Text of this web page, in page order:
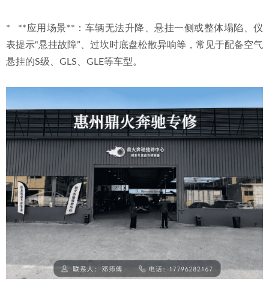
*   **应用场景**：车辆无法升降、悬挂一侧或整体塌陷、仪
表提示“悬挂故障”、过坎时底盘松散异响等，常见于配备空气
悬挂的S级、GLS、GLE等车型。